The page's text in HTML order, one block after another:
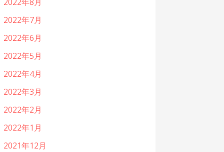
2022年7月
2022年6月
2022年5月
2022年4月
2022年3月
2022年2月
2022年1月
2021年12月